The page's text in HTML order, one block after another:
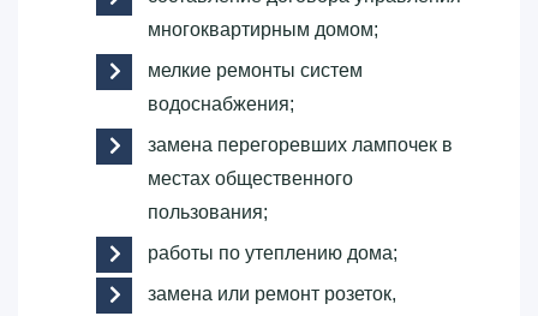
многоквартирным домом;
мелкие ремонты систем
водоснабжения;
замена перегоревших лампочек в
местах общественного
пользования;
работы по утеплению дома;
замена или ремонт розеток,